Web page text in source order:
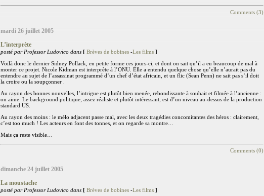
Comments (3)
mardi 26 juillet 2005
L’interprète
posté par Professor Ludovico dans [ Brèves de bobines -Les films ]
Voilà donc le dernier Sidney Pollack, en petite forme ces jours-ci, et dont on sait qu’il a eu beaucoup de mal à
monter ce projet. Nicole Kidman est interprète à l’ONU. Elle a entendu quelque chose qu’elle n’aurait pas du
entendre au sujet de l’assassinat programmé d’un chef d’état africain, et un flic (Sean Penn) ne sait pas s’il doit
la croire ou la soupçonner .
Au rayon des bonnes nouvelles, l’intrigue est plutôt bien menée, rebondissante à souhait et filmée à l’ancienne :
on aime. Le background politique, assez réaliste et plutôt intéressant, est d’un niveau au-dessus de la production
standard US.
Au rayon des moins : le mélo adjacent passe mal, avec les deux tragédies concomitantes des héros : clairement,
c’est too much ! Les acteurs en font des tonnes, et on regarde sa montre…
Mais ça reste visible…
Comments (0)
dimanche 24 juillet 2005
La moustache
posté par Professor Ludovico dans [ Brèves de bobines -Les films ]